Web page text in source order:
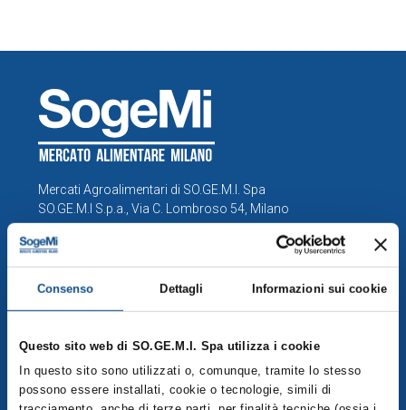
Consenso Dettagli Informazioni sui cookie
Questo sito web di SO.GE.M.I. Spa utilizza i cookie
In questo sito sono utilizzati o, comunque, tramite lo stesso
possono essere installati, cookie o tecnologie, simili di
Mercati Agroalimentari di SO.GE.M.I. Spa
SO.GE.M.I S.p.a., Via C. Lombroso 54, Milano
info@foodymilano.it
P.IVA 03516950155 - © 2025
COMPRENSORIO
Esplora la mappa del Comprensorio
Operatori